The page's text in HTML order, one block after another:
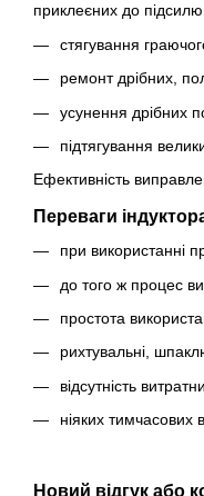
приклеєних до
стягування
ремонт дрібних,
усунення дрібних
підтягування
Ефективність
Переваги
при використанні
до того ж процес
простота
рихтувальні,
відсутність
ніяких тимчасових
Новий відгук або